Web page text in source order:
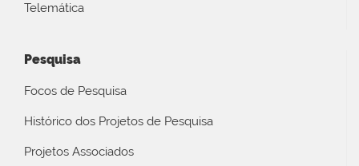
Telemática
Pesquisa
Focos de Pesquisa
Histórico dos Projetos de Pesquisa
Projetos Associados